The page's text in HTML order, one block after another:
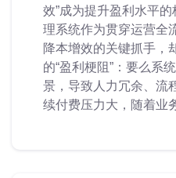
效”成为提升盈利水平
理系统作为贯穿运营全
降本增效的关键抓手，
的“盈利梗阻”：要么系
景，导致人力冗余、流
续付费压力大，随着业